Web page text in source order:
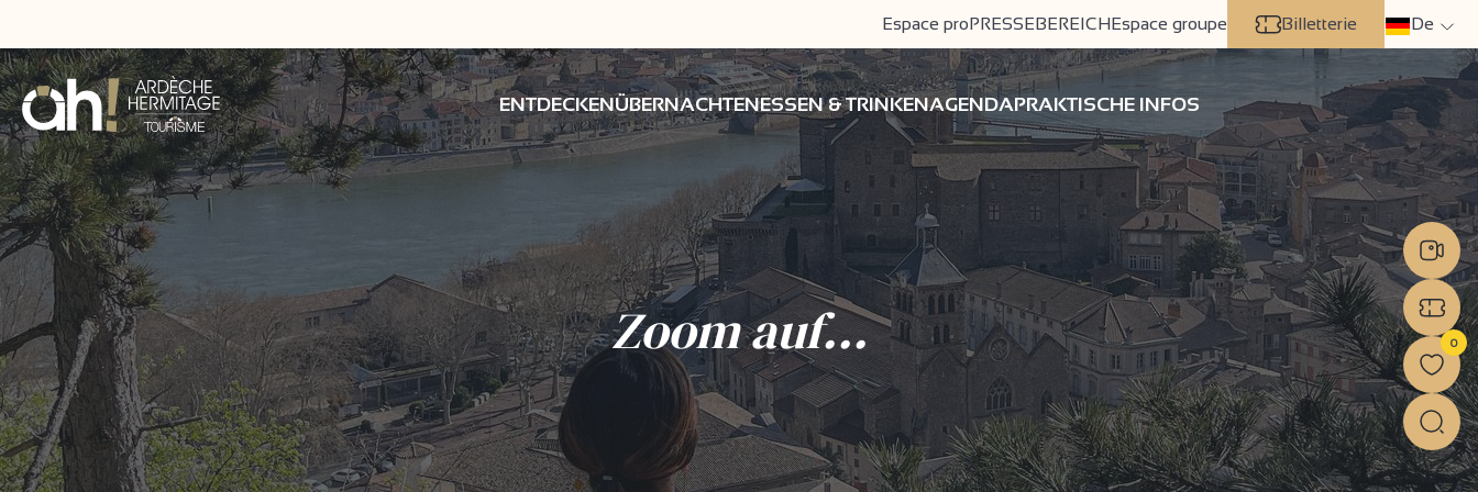
Espace proPRESSEBEREICHEspace groupe Billetterie De
ENTDECKENÜBERNACHTENESSEN & TRINKENAGENDAPRAKTISCHE INFOS
Zoom auf... 0